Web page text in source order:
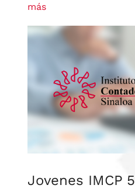
más
Jovenes IMCP 5